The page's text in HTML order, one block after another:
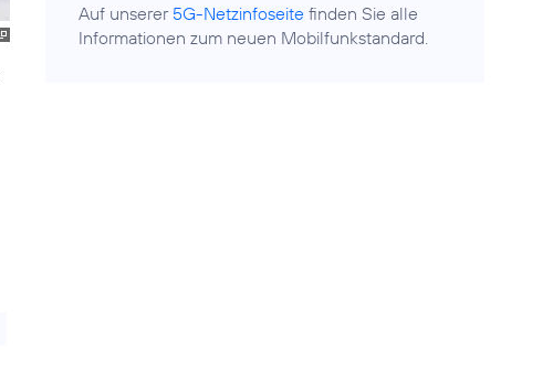
Auf unserer 5G-Netzinfoseite finden Sie alle
Informationen zum neuen Mobilfunkstandard.